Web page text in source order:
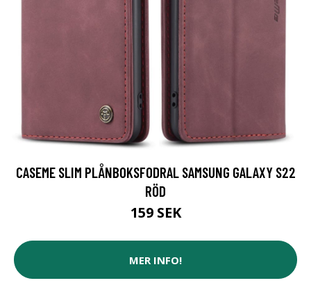
CASEME SLIM PLÅNBOKSFODRAL SAMSUNG GALAXY S22
RÖD
159 SEK
MER INFO!